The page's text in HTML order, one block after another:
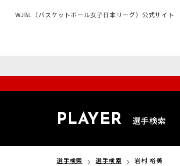
WJBL（バスケットボール女子日本リーグ）公式サイト
PLAYER 選手検索
選手検索 選手検索 岩村 裕美